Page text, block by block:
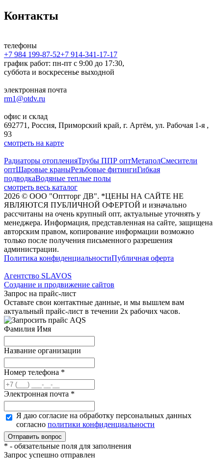
Контакты
телефоны
+7 984 199-87-52+7 914-341-17-17
график работ: пн-пт с 9:00 до 17:30,
суббота и воскресенье выходной
электронная почта
rm1@otdv.ru
офис и склад
692771, Россия, Приморский край, г. Артём, ул. Рабочая 1-я ,
93
смотреть на карте
Радиаторы отопленияТрубы ППР оптМетаполСмесители
оптШаровые краныРезьбовые фитингиГибкая
подводкаВодяные теплые полы
смотреть весь каталог
2026 © ООО "Оптторг ДВ". *ЦЕНЫ НА САЙТЕ НЕ
ЯВЛЯЮТСЯ ПУБЛИЧНОЙ ОФЕРТОЙ и изначально
рассчитаны на очень крупный опт, актуальные уточнять у
менеджера. Информация, представленная на сайте, защищена
авторским правом, копирование информации возможно
только после получения письменного разрешения
администрации.
Политика конфиденциальностиПубличная оферта
Агентство SLAVOS
Создание и продвижение сайтов
Запрос на прайс-лист
Оставьте свои контактные данные, и мы вышлем вам
актуальный прайс-лист в течении 2х рабочих часов.
Фамилия Имя
Название организации
Номер телефона *
Электронная почта *
Я даю согласие на обработку персональных данных
согласно политики конфиденциальности
* - обязательные поля для заполнения
Запрос успешно отправлен